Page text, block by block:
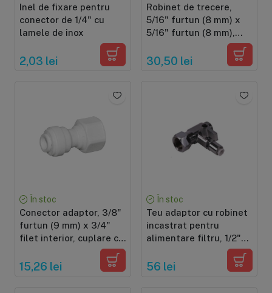
Inel de fixare pentru
conector de 1/4" cu
lamele de inox
2,03 lei
Robinet de trecere,
5/16" furtun (8 mm) x
5/16" furtun (8 mm),
cuplare cu mufa rapida,
din plastic cu bila
30,50 lei
În stoc
Conector adaptor, 3/8"
furtun (9 mm) x 3/4"
filet interior, cuplare cu
mufa rapida pentru
furtun de 9 mm
15,26 lei
În stoc
Teu adaptor cu robinet
incastrat pentru
alimentare filtru, 1/2"
filet ext. x 1/4" qc x 1/2"
filet int., cu mufa rapida
56 lei